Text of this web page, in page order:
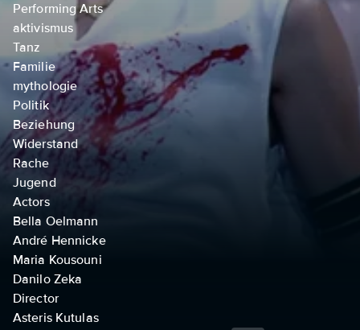
Performing Arts
aktivismus
Tanz
Familie
mythologie
Politik
Beziehung
Widerstand
Rache
Jugend
Actors
Bella Oelmann
André Hennicke
Maria Kousouni
Danilo Zeka
Director
Asteris Kutulas